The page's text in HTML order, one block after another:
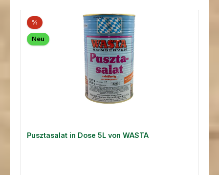
%
Neu
Pusztasalat in Dose 5L von WASTA